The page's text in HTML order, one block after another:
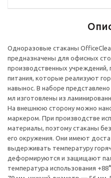
Одноразовые стаканы
предназначены для офисных
производственных учреждений,
питания, которые реализуют
навынос. В наборе
мл изготовлены из
На внешнюю сторону можно
маркером. При производстве
материалы, поэтому стаканы
его окружения. Они имеют
выдерживать температуру
деформируются и защищают
температура использования